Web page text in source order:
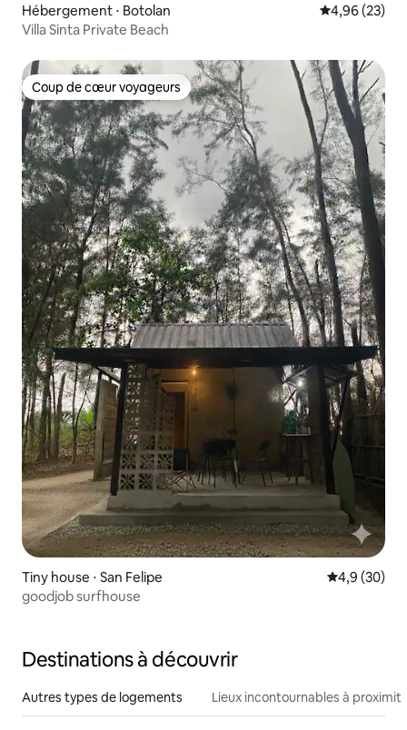
Hébergement ⋅ Botolan Évaluation
4,96 (23)
Villa Sinta Private Beach
Coup de cœur voyageurs
Coup de cœur voyageurs
Tiny house ⋅ San Felipe Évaluation
4,9 (30)
goodjob surfhouse
Destinations à découvrir
Autres types de logements Lieux incontournables à